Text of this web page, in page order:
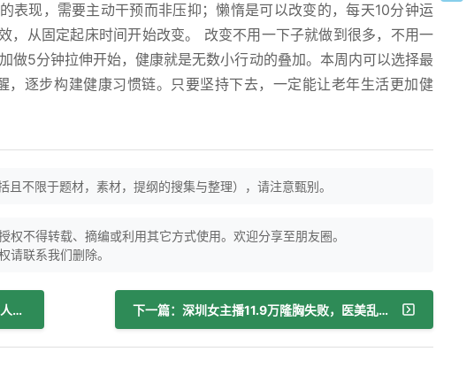
表现，需要主动干预而非压抑；懒惰是可以改变的，每天10分钟运
，从固定起床时间开始改变。 改变不用一下子就做到很多，不用一
做5分钟拉伸开始，健康就是无数小行动的叠加。本周内可以选择最
，逐步构建健康习惯链。只要坚持下去，一定能让老年生活更加健
且不限于题材，素材，提纲的搜集与整理），请注意甄别。
不得转载、摘编或利用其它方式使用。欢迎分享至朋友圈。
请联系我们删除。
上一篇：学会蛇咬伤急救知识，避免毒蛇伤人悲剧发生！ 下一篇：深圳女主播11.9万隆胸失败，医美乱象咋整治？